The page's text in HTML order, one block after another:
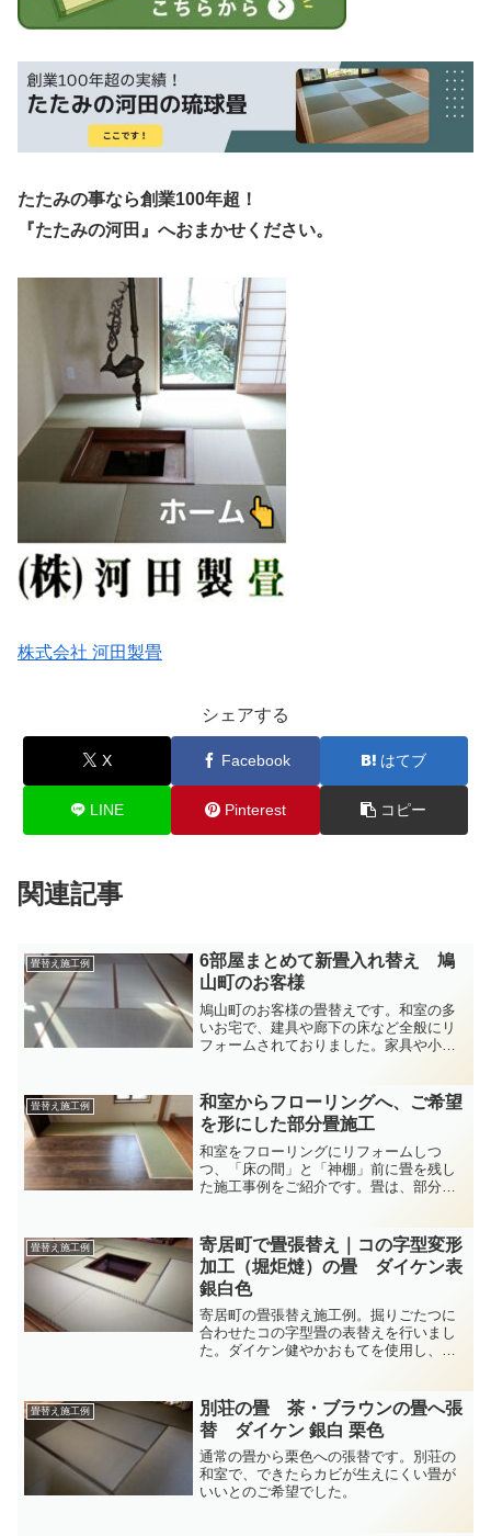
たたみの事なら創業100年超！
『たたみの河田』へおまかせください。
株式会社 河田製畳
シェアする
X Facebook はてブ
LINE Pinterest コピー
関連記事
畳替え施工例
6部屋まとめて新畳入れ替え 鳩
山町のお客様
鳩山町のお客様の畳替えです。和室の多
いお宅で、建具や廊下の床など全般にリ
フォームされておりました。家具や小物
させていただきました。
畳替え施工例
和室からフローリングへ、ご希望
を形にした部分畳施工
和室をフローリングにリフォームしつ
つ、「床の間」と「神棚」前に畳を残し
た施工事例をご紹介です。畳は、部分施
畳替え施工例
寄居町で畳張替え｜コの字型変形
加工（堀炬燵）の畳 ダイケン表
銀白色
寄居町の畳張替え施工例。掘りごたつに
合わせたコの字型畳の表替えを行いまし
た。ダイケン健やかおもてを使用し、耐
畳替え施工例
別荘の畳 茶・ブラウンの畳へ張
替 ダイケン 銀白 栗色
通常の畳から栗色への張替です。別荘の
和室で、できたらカビが生えにくい畳が
いいとのご希望でした。